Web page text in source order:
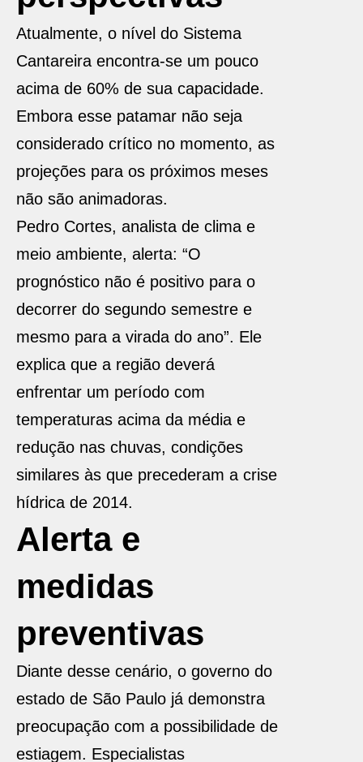
Atualmente, o nível do Sistema
Cantareira encontra-se um pouco
acima de 60% de sua capacidade.
Embora esse patamar não seja
considerado crítico no momento, as
projeções para os próximos meses
não são animadoras.
Pedro Cortes, analista de clima e
meio ambiente, alerta: “O
prognóstico não é positivo para o
decorrer do segundo semestre e
mesmo para a virada do ano”. Ele
explica que a região deverá
enfrentar um período com
temperaturas acima da média e
redução nas chuvas, condições
similares às que precederam a crise
hídrica de 2014.
Alerta e
medidas
preventivas
Diante desse cenário, o governo do
estado de São Paulo já demonstra
preocupação com a possibilidade de
estiagem. Especialistas